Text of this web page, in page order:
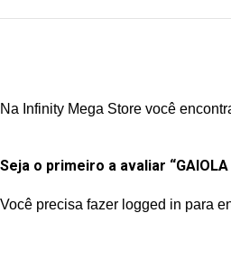
Na Infinity Mega Store você
Seja o primeiro a avaliar “GAIOLA
Você precisa fazer logged in para